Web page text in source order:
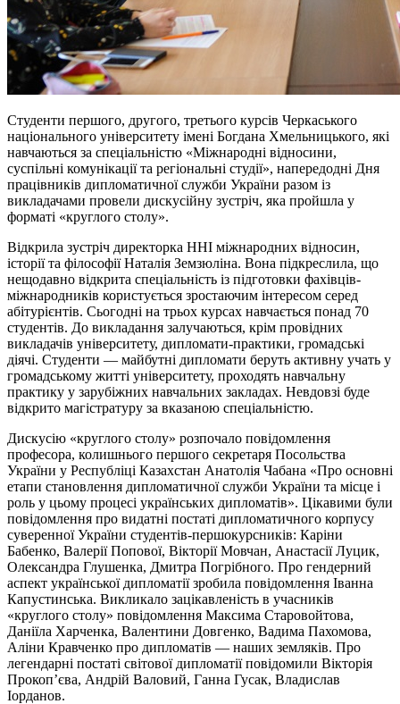
Студенти першого, другого, третього курсів Черкаського
національного університету імені Богдана Хмельницького, які
навчаються за спеціальністю «Міжнародні відносини,
суспільні комунікації та регіональні студії», напередодні Дня
працівників дипломатичної служби України разом із
викладачами провели дискусійну зустріч, яка пройшла у
форматі «круглого столу».
Відкрила зустріч директорка ННІ міжнародних відносин,
історії та філософії Наталія Земзюліна. Вона підкреслила, що
нещодавно відкрита спеціальність із підготовки фахівців-
міжнародників користується зростаючим інтересом серед
абітурієнтів. Сьогодні на трьох курсах навчається понад 70
студентів. До викладання залучаються, крім провідних
викладачів університету, дипломати-практики, громадські
діячі. Студенти — майбутні дипломати беруть активну учать у
громадському житті університету, проходять навчальну
практику у зарубіжних навчальних закладах. Невдовзі буде
відкрито магістратуру за вказаною спеціальністю.
Дискусію «круглого столу» розпочало повідомлення
професора, колишнього першого секретаря Посольства
України у Республіці Казахстан Анатолія Чабана «Про основні
етапи становлення дипломатичної служби України та місце і
роль у цьому процесі українських дипломатів». Цікавими були
повідомлення про видатні постаті дипломатичного корпусу
суверенної України студентів-першокурсників: Каріни
Бабенко, Валерії Попової, Вікторії Мовчан, Анастасії Луцик,
Олександра Глушенка, Дмитра Погрібного. Про гендерний
аспект української дипломатії зробила повідомлення Іванна
Капустинська. Викликало зацікавленість в учасників
«круглого столу» повідомлення Максима Старовойтова,
Даніїла Харченка, Валентини Довгенко, Вадима Пахомова,
Аліни Кравченко про дипломатів — наших земляків. Про
легендарні постаті світової дипломатії повідомили Вікторія
Прокоп’єва, Андрій Валовий, Ганна Гусак, Владислав
Іорданов.